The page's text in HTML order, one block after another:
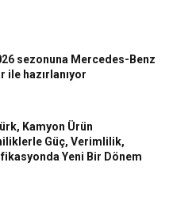
sezonuna Mercedes-Benz
ile hazırlanıyor
Kamyon Ürün
Güç, Verimlilik,
Yeni Bir Dönem